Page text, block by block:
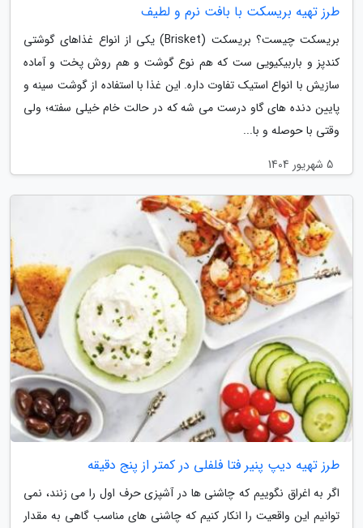
طرز تهیه بریسکت با بافت نرم و لطیف
بریسکت چیست؟ بریسکت (Brisket) یکی از انواع غذاهای گوشتی
کندپز و باربیکیویی ست که هم نوع گوشت و هم روش پخت و آماده
سازیش با انواع استیک تفاوت داره. این غذا با استفاده از گوشت سینه و
پایین دنده های گاو درست می شه که در حالت خام خیلی سفته؛ ولی
وقتی با حوصله و با...
5 شهریور 1404
طرز تهیه دیپ پنیر فتا فلفلی در کمتر از پنج دقیقه
اگر به اغراق نگوییم که چاشنی ها در آشپزی حرف اول را می زنند، نمی
توانیم این واقعیت را انکار کنیم که چاشنی های مناسب گاهی به مقدار